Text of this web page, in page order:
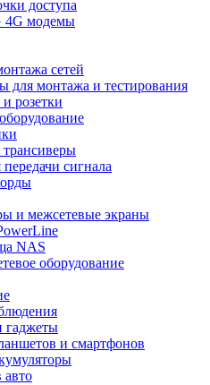
доступа
4G модемы
сетей
для монтажа и тестирования
розетки
сигнала
и межсетевые экраны
NAS
оборудование
гаджеты
и смартфонов
авто